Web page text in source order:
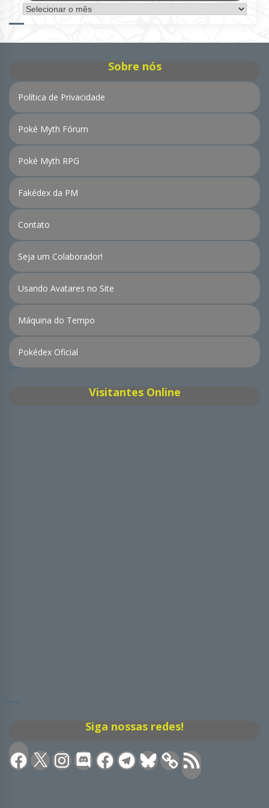
Arquivo
de
Sobre nós
Política de Privacidade
Poké Myth Fórum
Poké Myth RPG
Fakédex da PM
Contato
Seja um Colaborador!
Usando Avatares no Site
Máquina do Tempo
Pokédex Oficial
Visitantes Online
Siga nossas redes!
Facebook
X Instagram
DiscordFacebookTelegramBluesky Feed
RSS